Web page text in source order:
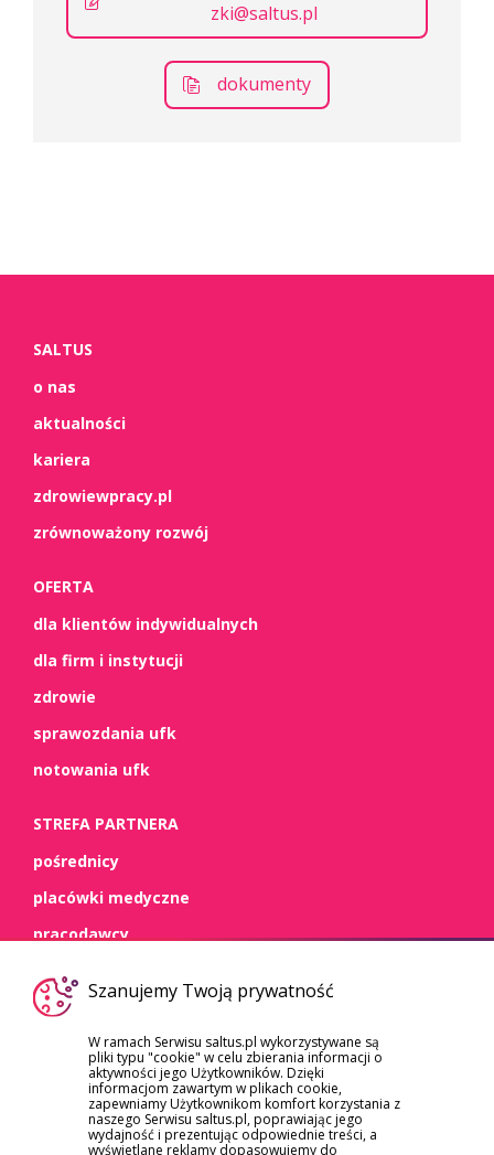
zki@saltus.pl
dokumenty
SALTUS
o nas
aktualności
kariera
zdrowiewpracy.pl
zrównoważony rozwój
OFERTA
dla klientów indywidualnych
dla firm i instytucji
zdrowie
sprawozdania ufk
notowania ufk
STREFA PARTNERA
pośrednicy
placówki medyczne
pracodawcy
WSPARCIE
dokumenty
szkody/roszczenia
reklamacje
Szanujemy Twoją prywatność
W ramach Serwisu saltus.pl wykorzystywane są
pliki typu "cookie" w celu zbierania informacji o
aktywności jego Użytkowników. Dzięki
informacjom zawartym w plikach cookie,
zapewniamy Użytkownikom komfort korzystania z
naszego Serwisu saltus.pl, poprawiając jego
wydajność i prezentując odpowiednie treści, a
wyświetlane reklamy dopasowujemy do